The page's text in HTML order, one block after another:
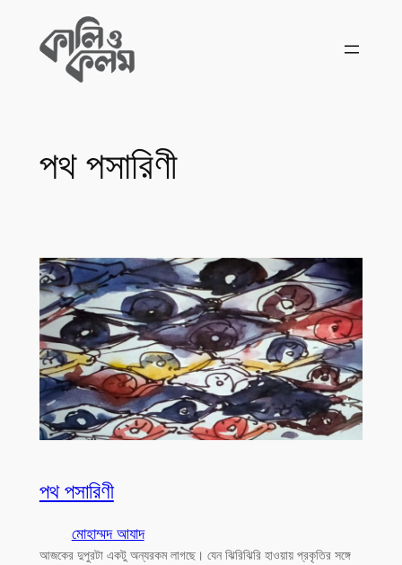
content
পথ পসারিণী
পথ পসারিণী
মোহাম্মদ আযাদ
আজকের দুপুরটা একটু অন্যরকম লাগছে। যেন ঝিরিঝিরি হাওয়ায় প্রকৃতির সঙ্গে